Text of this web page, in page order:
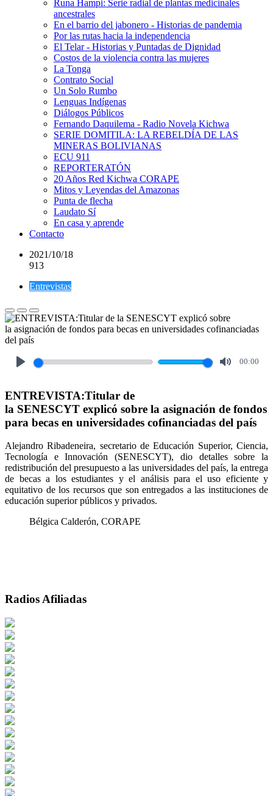
Runa Hampi: Serie radial de plantas medicinales
ancestrales
En el barrio del jabonero - Historias de pandemia
Por las rutas hacia la independencia
El Telar - Historias y Puntadas de Dignidad
Costos de la violencia contra las mujeres
La Tonga
Contrato Social
Un Solo Rumbo
Lenguas Indígenas
Diálogos Públicos
Fernando Daquilema - Radio Novela Kichwa
SERIE DOMITILA: LA REBELDÍA DE LAS
MINERAS BOLIVIANAS
ECU 911
REPORTERATÓN
20 Años Red Kichwa CORAPE
Mitos y Leyendas del Amazonas
Punta de flecha
Laudato Sí
En casa y aprende
Contacto
2021/10/18
913
Entrevistas
00:00
ENTREVISTA:Titular de
la SENESCYT explicó sobre la asignación de fondos
para becas en universidades cofinanciadas del país
Alejandro Ribadeneira, secretario de Educación Superior, Ciencia,
Tecnología e Innovación (SENESCYT), dio detalles sobre la
redistribución del presupuesto a las universidades del país, la entrega
de becas a los estudiantes y el análisis para el uso eficiente y
equitativo de los recursos que son entregados a las instituciones de
educación superior públicos y privados.
Bélgica Calderón, CORAPE
Radios Afiliadas